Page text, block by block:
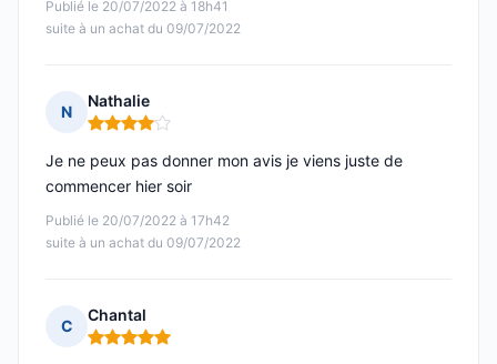
Publié le 20/07/2022 à 18h41
suite à un achat du 09/07/2022
N
Nathalie
Note : 4 sur 5
Publié le 20/07/2022 à 17h42
suite à un achat du 09/07/2022
Je ne peux pas donner mon avis je viens juste de
commencer hier soir
C
Chantal
Note : 5 sur 5